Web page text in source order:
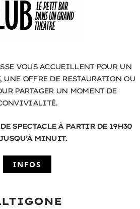
VOUS ACCUEILLENT POUR UN
OFFRE DE RESTAURATION OU
PARTAGER UN MOMENT DE
SPECTACLE À PARTIR DE 19H30
MINUIT.
INFOS